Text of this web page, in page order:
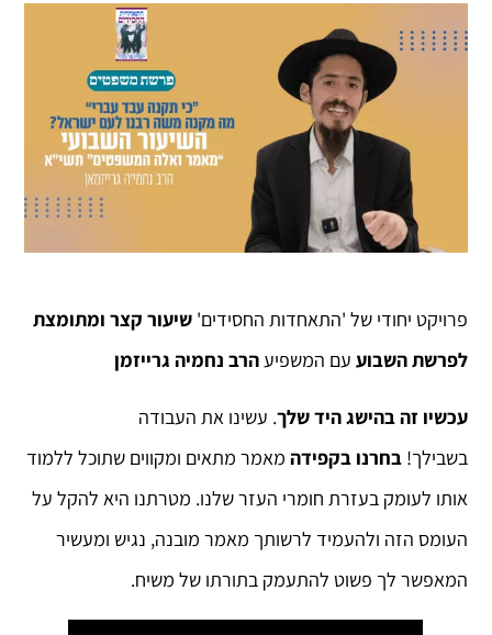
פרויקט יחודי של 'התאחדות החסידים'שיעור קצר ומתומצת
לפרשת השבוע עם המשפיעהרב נחמיה גרייזמן
עכשיו זה בהישג היד שלך. עשינו את העבודה
בשבילך!בחרנו בקפידה מאמר מתאים ומקווים שתוכל ללמוד
אותו לעומק בעזרת חומרי העזר שלנו. מטרתנו היא להקל על
העומס הזה ולהעמיד לרשותך מאמר מובנה, נגיש ומעשיר
המאפשר לך פשוט להתעמק בתורתו של משיח.